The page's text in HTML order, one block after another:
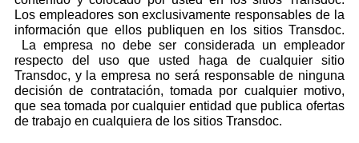
Los empleadores son exclusivamente responsables de la
información que ellos publiquen en los sitios Transdoc.
La empresa no debe ser considerada un empleador
respecto del uso que usted haga de cualquier sitio
Transdoc, y la empresa no será responsable de ninguna
decisión de contratación, tomada por cualquier motivo,
que sea tomada por cualquier entidad que publica ofertas
de trabajo en cualquiera de los sitios Transdoc.